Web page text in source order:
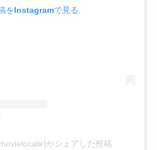
をInstagramで見る
がシェアした投稿